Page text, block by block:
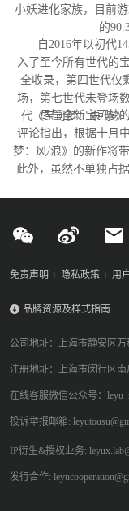
小妖进化家族，目前
的
自2016年以初代145
入了至今所有世代的
全收录，第四世代仅
场，第七世代未登场
代《宝可梦：朱/紫
尽管全新宝可梦的
评论指出，根据十月
梦：风/浪》的新作将
此外，虽然不单独占
免责声明 隐私政策 用
品牌资源及样式指南
公司地址：上海市静安区
注册地址：上海市闵行区南
在线客服微信公众号：
投诉举报邮箱:
IP衍生&授权业务:
发行合作: